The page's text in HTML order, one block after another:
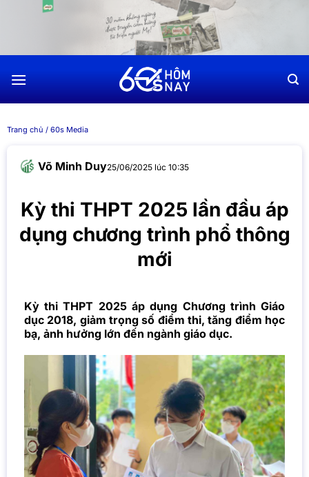
dung
Trang chủ / 60s Media
Võ Minh Duy25/06/2025 lúc 10:35
Kỳ thi THPT 2025 lần đầu áp
dụng chương trình phổ thông
mới
Kỳ thi THPT 2025 áp dụng Chương trình Giáo
dục 2018, giảm trọng số điểm thi, tăng điểm học
bạ, ảnh hưởng lớn đến ngành giáo dục.